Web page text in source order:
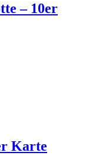
– 10er
Karte